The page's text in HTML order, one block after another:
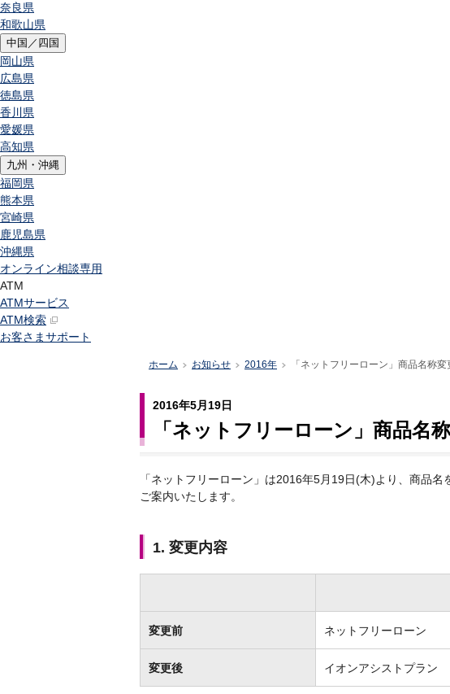
奈良県
和歌山県
中国／四国
岡山県
広島県
徳島県
香川県
愛媛県
高知県
九州・沖縄
福岡県
熊本県
宮崎県
鹿児島県
沖縄県
オンライン相談専用
ATM
ATMサービス
ATM検索
お客さまサポート
ホーム >お知らせ >2016年 「ネットフリーローン」商品名称
2016年5月19日
「ネットフリーローン」商品名
「ネットフリーローン」は2016年5月19日(木)より、商品
ご案内いたします。
1. 変更内容
変更前 ネットフリーローン
変更後 イオンアシストプラン